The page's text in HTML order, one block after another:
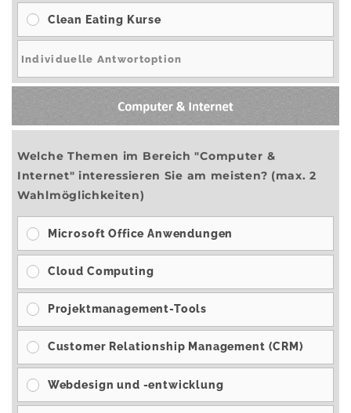
Clean Eating Kurse
Welche Themen im Bereich "Computer &
Internet" interessieren Sie am meisten? (max. 2
Wahlmöglichkeiten)
Microsoft Office Anwendungen
Cloud Computing
Projektmanagement-Tools
Customer Relationship Management (CRM)
Webdesign und -entwicklung